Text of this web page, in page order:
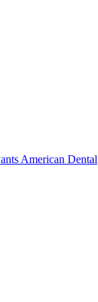
American Dental